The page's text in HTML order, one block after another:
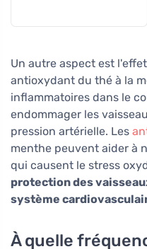
Un autre aspect est
antioxydant du thé à la
inflammatoires dans le
endommager les
pression artérielle. Les
menthe peuvent aider à
qui causent le stress
protection des
système
À quelle